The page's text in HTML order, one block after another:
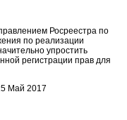
Росреестра по
по реализации
упростить
регистрации прав для
Май 2017